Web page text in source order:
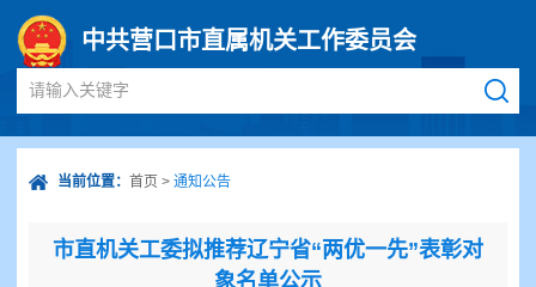
中共营口市直属机关工作委员会
请输入关键字
当前位置： 首页 > 通知公告
市直机关工委拟推荐辽宁省“两优一先”表彰对
象名单公示